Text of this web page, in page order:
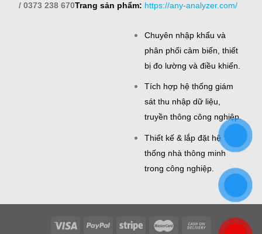
/ 0373 238 670Trang sản phẩm: https://any-analyzer.com/
Chuyên nhập khẩu và
phân phối cảm biến, thiết
bị đo lường và điều khiển.
Tích hợp hệ thống giám
sát thu nhập dữ liệu,
truyền thông công nghiệp.
Thiết kế & lắp đặt hệ
thống nhà thông minh
trong công nghiệp.